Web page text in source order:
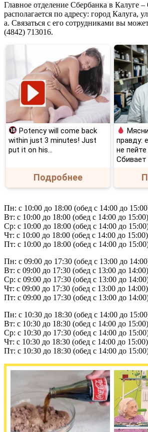
Главное отделение Сбербанка в Калуге
располагается по адресу: город Калуга,
а. Связаться с его сотрудниками вы
(4842) 713016.
Potency will come back
within just 3 minutes! Just
put it on his…
Подробнее
правду:
не
Сбивает
Пн: с 10:00 до 18:00 (обед с 14:00 до
Вт: с 10:00 до 18:00 (обед с 14:00 до 15:00)
Ср: с 10:00 до 18:00 (обед с 14:00 до
Чт: с 10:00 до 18:00 (обед с 14:00 до 15:00)
Пт: с 10:00 до 18:00 (обед с 14:00 до
Пн: с 09:00 до 17:30 (обед с 13:00 до
Вт: с 09:00 до 17:30 (обед с 13:00 до 14:00)
Ср: с 09:00 до 17:30 (обед с 13:00 до
Чт: с 09:00 до 17:30 (обед с 13:00 до 14:00)
Пт: с 09:00 до 17:30 (обед с 13:00 до
Пн: с 10:30 до 18:30 (обед с 14:00 до
Вт: с 10:30 до 18:30 (обед с 14:00 до 15:00)
Ср: с 10:30 до 17:30 (обед с 14:00 до
Чт: с 10:30 до 18:30 (обед с 14:00 до 15:00)
Пт: с 10:30 до 18:30 (обед с 14:00 до